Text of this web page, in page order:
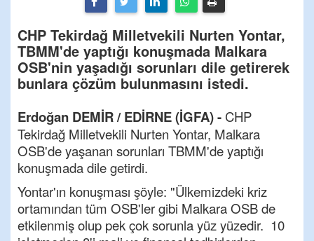
CHP Tekirdağ Milletvekili Nurten Yontar,
TBMM'de yaptığı konuşmada Malkara
OSB'nin yaşadığı sorunları dile getirerek
bunlara çözüm bulunmasını istedi.
Erdoğan DEMİR / EDİRNE (İGFA) - CHP
Tekirdağ Milletvekili Nurten Yontar, Malkara
OSB'de yaşanan sorunları TBMM'de yaptığı
konuşmada dile getirdi.
Yontar'ın konuşması şöyle: "Ülkemizdeki kriz
ortamından tüm OSB'ler gibi Malkara OSB de
etkilenmiş olup pek çok sorunla yüz yüzedir. 10